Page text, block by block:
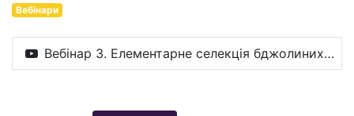
Вебінари
Вебінар 3. Елементарне селекція бджолиних сімей на медово-товарних пасіках